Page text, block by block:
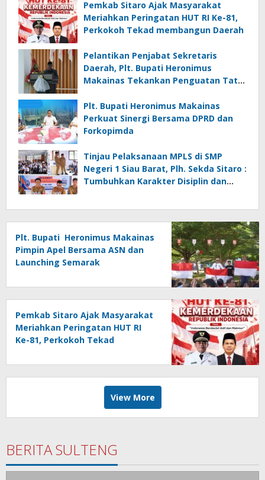
Pemkab Sitaro Ajak Masyarakat
Meriahkan Peringatan HUT RI Ke-81,
Perkokoh Tekad membangun Daerah
Pelantikan Penjabat Sekretaris
Daerah, Plt. Bupati Heronimus
Makainas Tekankan Penguatan Tata
Publik
Plt. Bupati Heronimus Makainas
Perkuat Sinergi Bersama DPRD dan
Forkopimda
Tinjau Pelaksanaan MPLS di SMP
Negeri 1 Siau Barat, Plh. Sekda Sitaro :
Tumbuhkan Karakter Disiplin dan
Plt. Bupati Heronimus Makainas
Pimpin Apel Bersama ASN dan
Launching Semarak
Pemkab Sitaro Ajak Masyarakat
Meriahkan Peringatan HUT RI
Ke-81, Perkokoh Tekad
View More
BERITA SULTENG